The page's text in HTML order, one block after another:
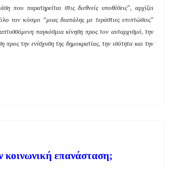
που παρατηρείται στις διεθνείς υποθέσεις”, αρχίζει
τον κόσμο “μιας διαπάλης με τεράστιες επιπτώσεις”
η παγκόσμιακίνηση προς τον αυταρχισμό, την
προςτην ενίσχυση της δημοκρατίας, την ισότητα και την
κοινωνική επανάσταση;